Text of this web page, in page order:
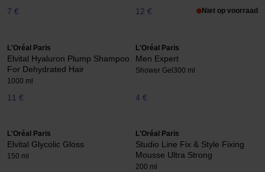
7 € 12 € Niet op voorraad
L'Oréal Paris
Elvital Hyaluron Plump Shampoo
For Dehydrated Hair
1000 ml
11 €
L'Oréal Paris
Men Expert
Shower Gel300 ml
4 €
L'Oréal Paris
Elvital Glycolic Gloss
150 ml
L'Oréal Paris
Studio Line Fix & Style Fixing
Mousse Ultra Strong
200 ml